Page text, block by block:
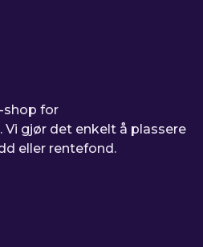
shop for
gjør det enkelt å plassere
eller rentefond.